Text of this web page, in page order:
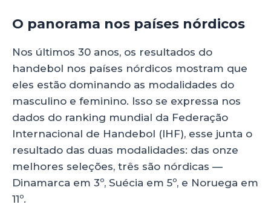
O panorama nos países nórdicos
Nos últimos 30 anos, os resultados do
handebol nos países nórdicos mostram que
eles estão dominando as modalidades do
masculino e feminino. Isso se expressa nos
dados do ranking mundial da Federação
Internacional de Handebol (IHF), esse junta o
resultado das duas modalidades: das onze
melhores seleções, três são nórdicas —
Dinamarca em 3º, Suécia em 5º, e Noruega em
11º.